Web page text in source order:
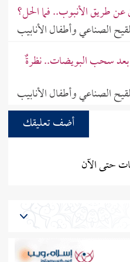
طريق الأنبوب.. فما الحل؟
الصناعي وأطفال الأنابيب
بعد سحب البويضات.. نظرةٌ
الصناعي وأطفال الأنابيب
أضف تعليقك
حتى الآن